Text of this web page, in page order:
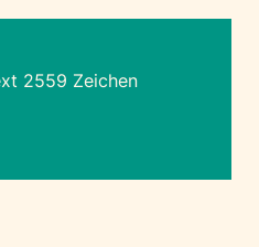
2559 Zeichen